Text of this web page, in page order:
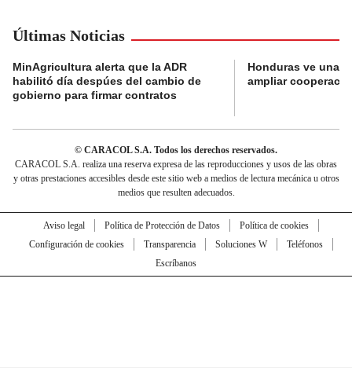
Últimas Noticias
MinAgricultura alerta que la ADR
habilitó día despúes del cambio de
gobierno para firmar contratos
Honduras ve una
ampliar
© CARACOL S.A. Todos los derechos reservados.
CARACOL S.A. realiza una reserva expresa de las reproducciones y usos de las obras
y otras prestaciones accesibles desde este sitio web a medios de lectura mecánica u otros
medios que resulten adecuados.
Aviso legal Política de Protección de Datos
Política de cookies
Configuración de cookies
Transparencia Soluciones W
Teléfonos
Escríbanos